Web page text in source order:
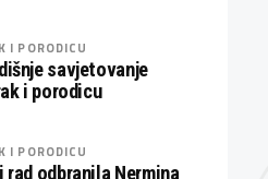
I PORODICU
savjetovanje
i porodicu
I PORODICU
odbranila Nermina